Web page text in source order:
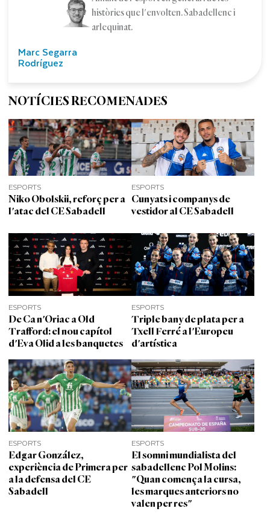
Marc Segarra
Rodríguez
històries que l'envolten. Sabadellenc i
arlequinat.
NOTÍCIES RECOMENADES
ESPORTS
Niko Obolskii, reforç per a
l'atac del CE Sabadell
ESPORTS
Cunyats i companys de
vestidor al CE Sabadell
ESPORTS
De Ca n'Oriac a Old
Trafford: el nou capítol
d'Eva Olid a les banquetes
ESPORTS
Triple bany de plata per a
Txell Ferré a l'Europeu
d'artística
ESPORTS
Edgar González,
experiència de Primera per
a la defensa del CE
Sabadell
ESPORTS
El somni mundialista del
sabadellenc Pol Molins:
"Quan comença la cursa,
les marques anteriors no
valen per res"